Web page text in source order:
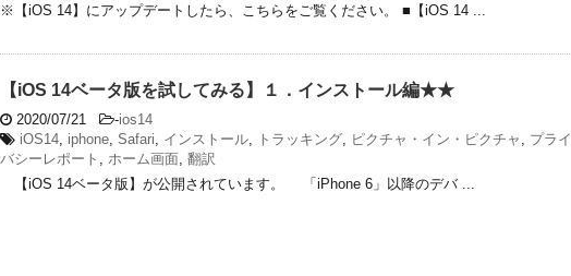
※【iOS 14】にアップデートしたら、こちらをご覧ください。 ■【iOS 14 ...
【iOS 14ベータ版を試してみる】１．インストール編★★
2020/07/21 -ios14
iOS14 iphone Safari インストール トラッキング ピクチャ・イン・ピクチャ
プライ
バシーレポート
ホーム画面 翻訳
【iOS 14ベータ版】が公開されています。 「iPhone 6」以降のデバ ...